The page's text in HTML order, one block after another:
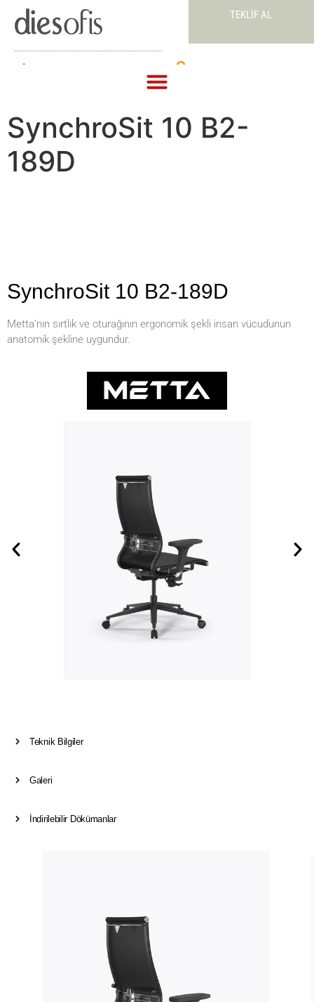
TEKLIF AL
Teklif Al
SynchroSit 10 B2-
189D
SynchroSit 10 B2-189D
Metta’nın sırtlık ve oturağının ergonomik şekli insan vücudunun
anatomik şekline uygundur.
Teknik Bilgiler
Galeri
İndirilebilir Dökümanlar